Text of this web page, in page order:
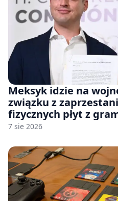
Meksyk idzie na
związku z
fizycznych płyt z
7 sie 2026